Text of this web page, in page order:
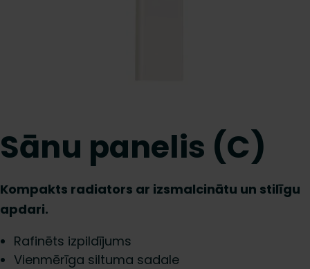
Sānu panelis (C)
Kompakts radiators ar izsmalcinātu un stilīgu
apdari.
Rafinēts izpildījums
Vienmērīga siltuma sadale